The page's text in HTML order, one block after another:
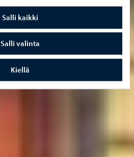
Salli kaikki
Salli valinta
Kiellä